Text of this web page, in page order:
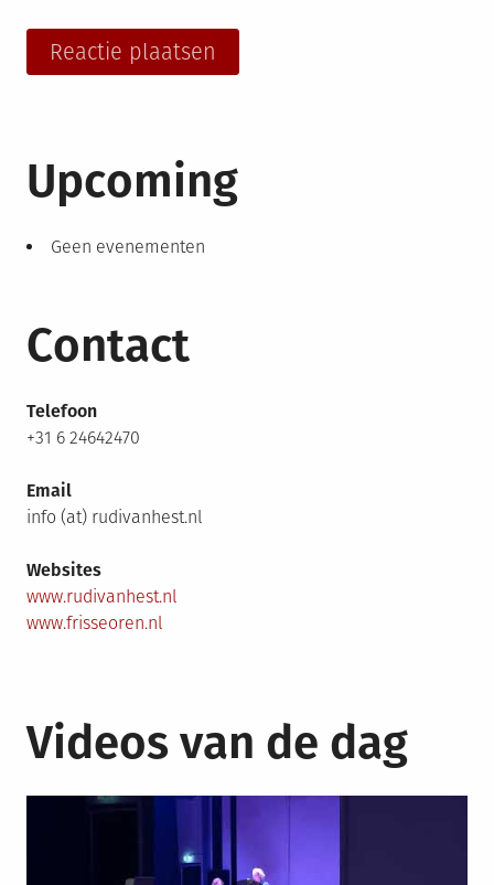
Upcoming
Geen evenementen
Contact
Telefoon
+31 6 24642470
Email
info (at) rudivanhest.nl
Websites
www.rudivanhest.nl
www.frisseoren.nl
Videos van de dag